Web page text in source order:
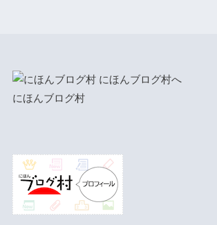
にほんブログ村